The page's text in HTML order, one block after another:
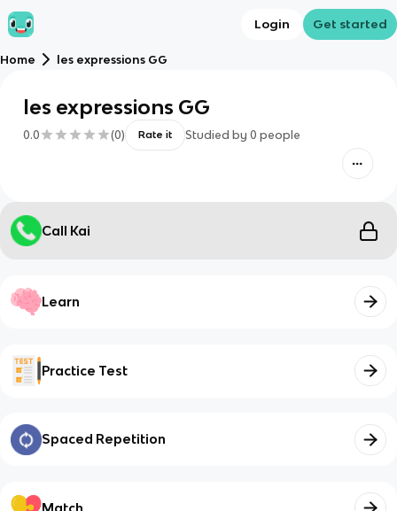
Login Get started
Home les expressions GG
les expressions GG
0.0 (0) Rate it Studied by 0 people
Call Kai
Learn
Practice Test
Spaced Repetition
Match